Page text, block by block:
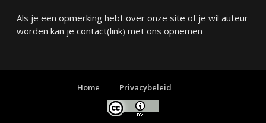
Als je een opmerking hebt over onze site of je wil auteur
worden kan je contact(link) met ons opnemen
Home Privacybeleid